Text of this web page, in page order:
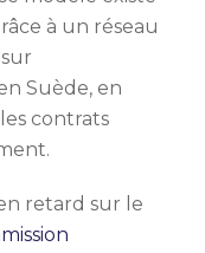
à un réseau
Suède, en
contrats
retard sur le